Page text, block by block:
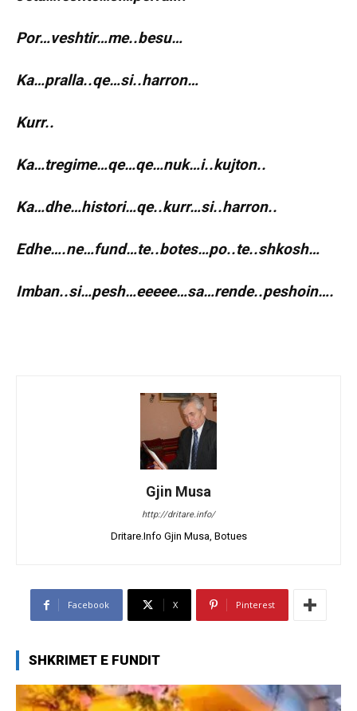
Por…veshtir…me..besu…
Ka…pralla..qe…si..harron…
Kurr..
Ka…tregime…qe…qe…nuk…i..kujton..
Ka…dhe…histori…qe..kurr…si..harron..
Edhe….ne…fund…te..botes…po..te..shkosh…
Imban..si…pesh…eeeee…sa…rende..peshoin….
Gjin Musa
http://dritare.info/
Dritare.Info Gjin Musa, Botues
Facebook X Pinterest
SHKRIMET E FUNDIT